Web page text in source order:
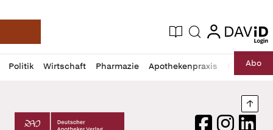
Deutsche Apotheker Zeitung
Aktuelle Ausgabe
Suche login
login
Politik Wirtschaft Pharmazie Apothekenpraxis RechtAbo
Profil
öffnen
Daz
Pur
Deutscher Apotheker Verlag Logo
FacebookInstagram